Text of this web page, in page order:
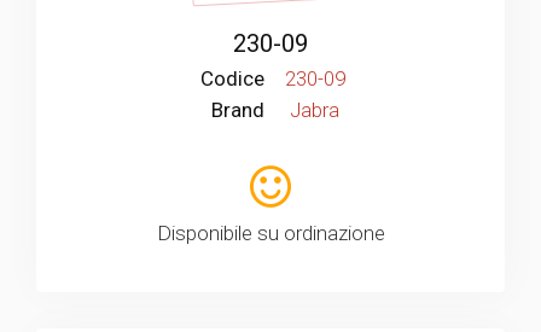
230-09
Codice
230-09
Brand
Jabra
Disponibile su ordinazione